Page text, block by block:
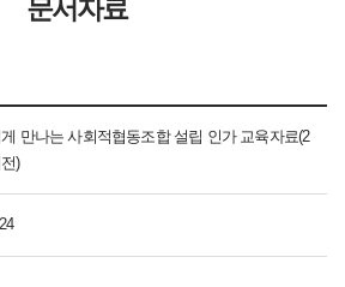
문서자료
만나는 사회적협동조합 설립 인가 교육자료(2
)